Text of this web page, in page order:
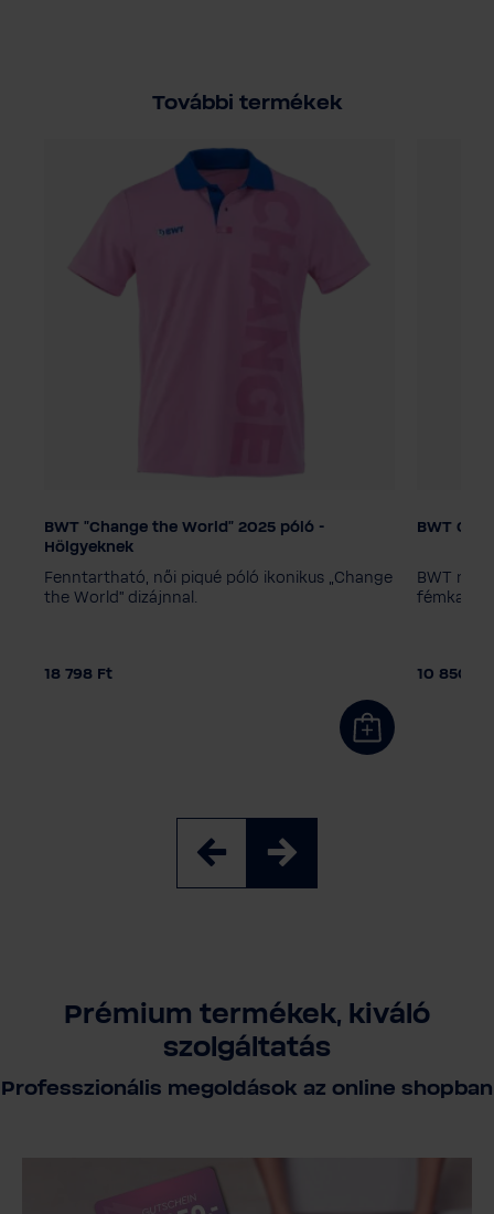
További termékek
Színválaszték
Női méret
BWT "Change the World" 2025 póló -
Hölgyeknek
Fenntartható, női piqué póló ikonikus „Change
the World” dizájnnal.
18 798 Ft
BWT
BWT
10 850 Ft
Prémium termékek, kiváló
szolgáltatás
Professzionális megoldások az online shopban